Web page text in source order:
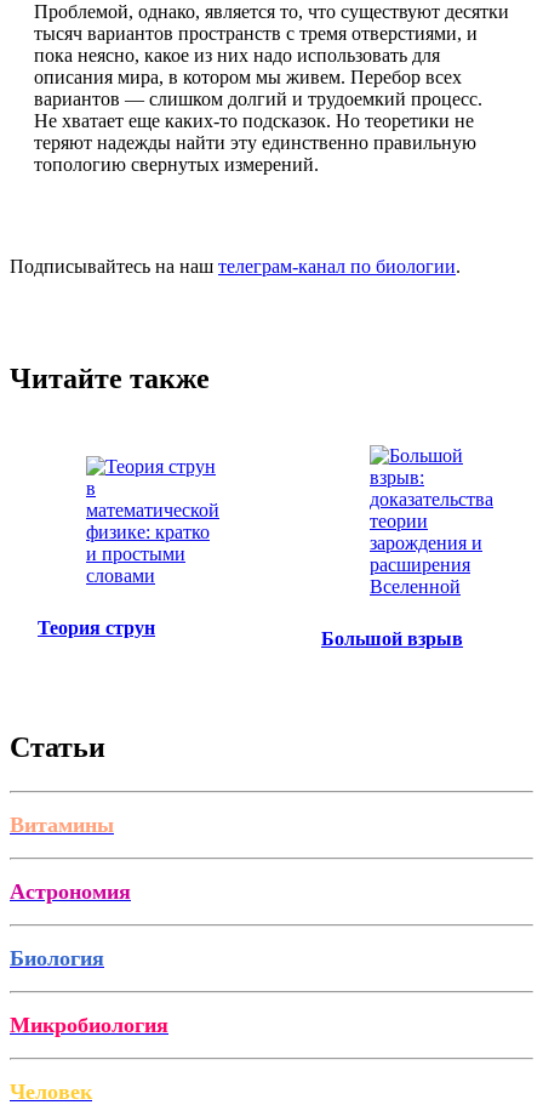
Проблемой, однако, является то, что существуют десятки
тысяч вариантов пространств с тремя отверстиями, и
пока неясно, какое из них надо использовать для
описания мира, в котором мы живем. Перебор всех
вариантов — слишком долгий и трудоемкий процесс.
Не хватает еще каких-то подсказок. Но теоретики не
теряют надежды найти эту единственно правильную
топологию свернутых измерений.
Подписывайтесь на наш телеграм-канал по биологии.
Читайте также
Теория струн
Большой взрыв
Статьи
Витамины
Астрономия
Биология
Микробиология
Человек